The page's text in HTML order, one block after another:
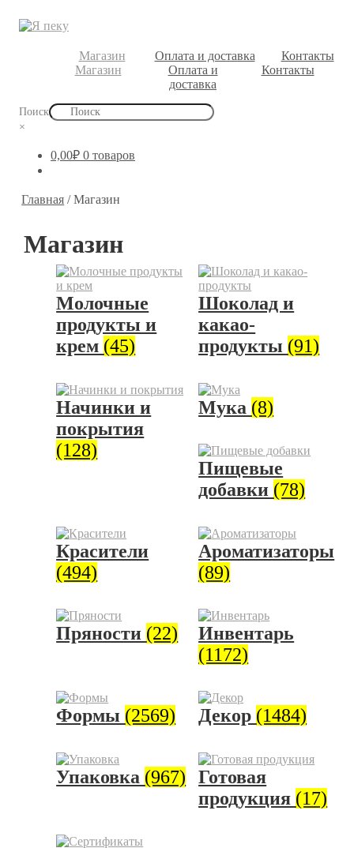
Магазин Оплата и доставка
Контакты
Магазин
Оплата и
доставка
Контакты
Поиск
×
0,00₽ 0 товаров
Главная /Магазин
Магазин
Молочные
продукты и
крем (45)
Шоколад и
какао-
продукты (91)
Начинки и
покрытия
(128)
Мука (8)
Пищевые
добавки (78)
Красители
(494)
Ароматизаторы
(89)
Пряности (22)
Инвентарь
(1172)
Формы (2569) Декор (1484)
Упаковка (967)
Готовая
продукция (17)